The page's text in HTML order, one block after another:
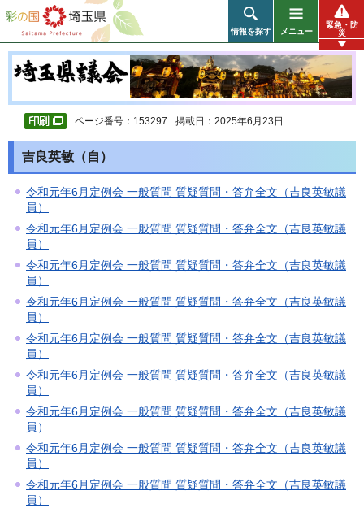
彩の国 埼玉県
情報を探す メニュー
緊急・防
災
ページ番号：153297 掲載日：2025年6月23日
吉良英敏（自）
令和元年6月定例会 一般質問 質疑質問・答弁全文（吉良英敏議
員）
令和元年6月定例会 一般質問 質疑質問・答弁全文（吉良英敏議
員）
令和元年6月定例会 一般質問 質疑質問・答弁全文（吉良英敏議
員）
令和元年6月定例会 一般質問 質疑質問・答弁全文（吉良英敏議
員）
令和元年6月定例会 一般質問 質疑質問・答弁全文（吉良英敏議
員）
令和元年6月定例会 一般質問 質疑質問・答弁全文（吉良英敏議
員）
令和元年6月定例会 一般質問 質疑質問・答弁全文（吉良英敏議
員）
令和元年6月定例会 一般質問 質疑質問・答弁全文（吉良英敏議
員）
令和元年6月定例会 一般質問 質疑質問・答弁全文（吉良英敏議
員）